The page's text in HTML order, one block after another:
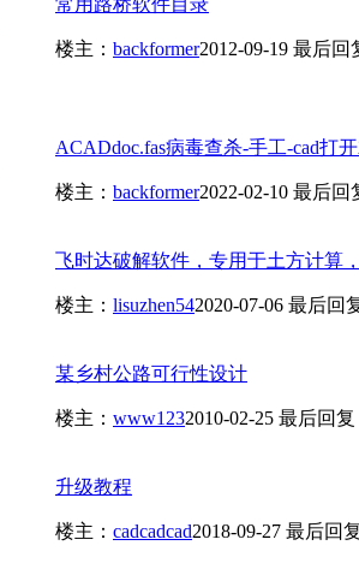
常用路桥软件目录
楼主： backformer2012-09-19 最后回
ACADdoc.fas病毒查杀-手工-cad打
楼主： backformer2022-02-10 最后回
飞时达破解软件，专用于土方计算
楼主： lisuzhen542020-07-06 最后回
某乡村公路可行性设计
楼主： www1232010-02-25 最后回复
升级教程
楼主： cadcadcad2018-09-27 最后回